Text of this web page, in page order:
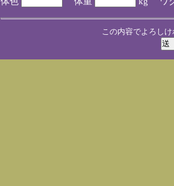
この内容でよろし